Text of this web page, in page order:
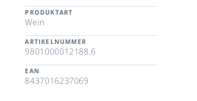
PRODUKTART
Wein
ARTIKELNUMMER
9801000012188.6
EAN
8437016237069